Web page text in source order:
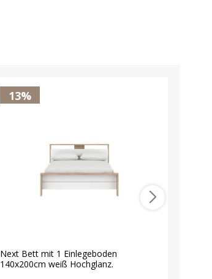
13%
Next Bett mit 1 Einlegeboden
140x200cm weiß Hochglanz.